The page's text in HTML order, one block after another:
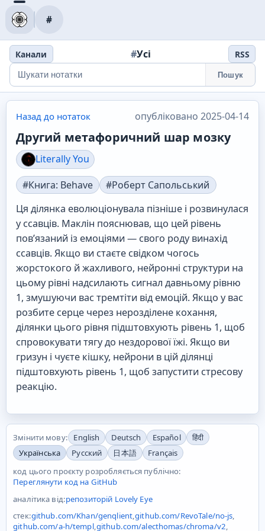
#
Канали #Усі RSS
Пошук
Назад до нотаток опубліковано 2025-04-14
Другий метафоричний шар мозку
Literally You
#Книга: Behave
#Роберт Сапольський
Ця ділянка еволюціонувала пізніше і розвинулася
у ссавців. Маклін пояснював, що цей рівень
пов’язаний із емоціями — свого роду винахід
ссавців. Якщо ви стаєте свідком чогось
жорстокого й жахливого, нейронні структури на
цьому рівні надсилають сигнал давньому рівню
1, змушуючи вас тремтіти від емоцій. Якщо у вас
розбите серце через нерозділене кохання,
ділянки цього рівня підштовхують рівень 1, щоб
спровокувати тягу до нездорової їжі. Якщо ви
гризун і чуєте кішку, нейрони в цій ділянці
підштовхують рівень 1, щоб запустити стресову
реакцію.
Змінити мову: English Deutsch Español
हिंदी
Українська
Русский 日本語
Français
код цього проєкту розробляється публічно:
Переглянути код на GitHub
аналітика від:репозиторій Lovely Eye
стек:github.com/Khan/genqlient,github.com/RevoTale/no-js,
github.com/a-h/templ,github.com/alecthomas/chroma/v2,